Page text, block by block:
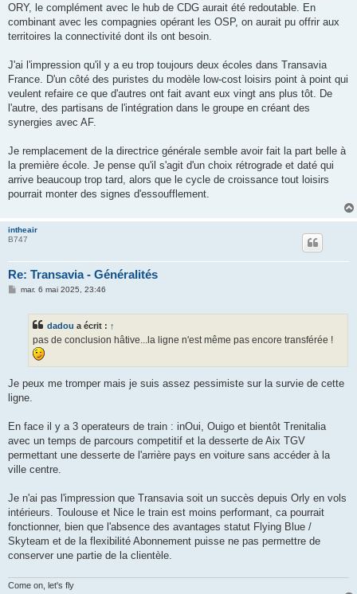
ORY, le complément avec le hub de CDG aurait été redoutable. En
combinant avec les compagnies opérant les OSP, on aurait pu offrir aux
territoires la connectivité dont ils ont besoin.
J'ai l'impression qu'il y a eu trop toujours deux écoles dans Transavia
France. D'un côté des puristes du modèle low-cost loisirs point à point qui
veulent refaire ce que d'autres ont fait avant eux vingt ans plus tôt. De
l'autre, des partisans de l'intégration dans le groupe en créant des
synergies avec AF.
Je remplacement de la directrice générale semble avoir fait la part belle à
la première école. Je pense qu'il s'agit d'un choix rétrograde et daté qui
arrive beaucoup trop tard, alors que le cycle de croissance tout loisirs
pourrait monter des signes d'essoufflement.
intheair
B747
Re: Transavia - Généralités
Mmar. 6 mai 2025, 23:46
dadou a écrit : ↑
pas de conclusion hâtive...la ligne n'est même pas encore transférée !
Je peux me tromper mais je suis assez pessimiste sur la survie de cette
ligne.
En face il y a 3 operateurs de train : inOui, Ouigo et bientôt Trenitalia
avec un temps de parcours competitif et la desserte de Aix TGV
permettant une desserte de l'arrière pays en voiture sans accéder à la
ville centre.
Je n'ai pas l'impression que Transavia soit un succès depuis Orly en vols
intérieurs. Toulouse et Nice le train est moins performant, ca pourrait
fonctionner, bien que l'absence des avantages statut Flying Blue /
Skyteam et de la flexibilité Abonnement puisse ne pas permettre de
conserver une partie de la clientèle.
Come on, let's fly